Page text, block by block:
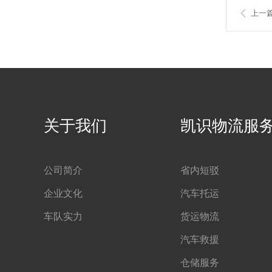
上一
关于我们
公司简介
企业文化
车队实力
凯识物流服
省内短驳
汽车托运
货运物流
汽车救援
仓储服务